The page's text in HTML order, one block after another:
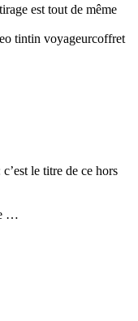
est tout de même
tintin voyageurcoffret
le titre de ce hors
…